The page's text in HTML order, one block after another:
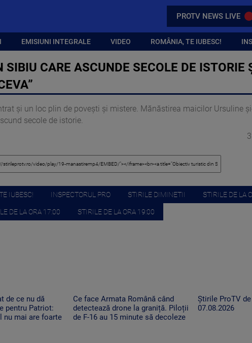
PROTV NEWS LIVE
EMISIUNI INTEGRALE VIDEO ROMÂNIA, TE IUBESC!
CARE ASCUNDE SECOLE DE ISTORIE
și un loc plin de povești și mistere. Mănăstirea maicilor Ursuline
secole de istorie.
IUBESC! INSPECTORUL PRO STIRILE DIMINETII STIRILE DE LA
DE LA ORA 17:00 STIRILE DE LA ORA 19:00
de ce nu dă
pentru Patriot:
nu mai are foarte
Ce face Armata Română când
detectează drone la graniță. Piloții
de F-16 au 15 minute să decoleze
Știrile ProTV
07.08.2026